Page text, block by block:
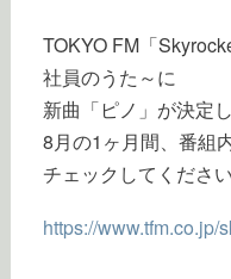
TOKYO FM「
社員のうた～に
新曲「ピノ」が決定し
8月の1ヶ月間、番組
チェックしてください
https://www.tfm.co.jp/